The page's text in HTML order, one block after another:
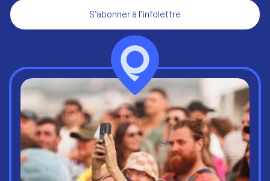
S’abonner à l’infolettre